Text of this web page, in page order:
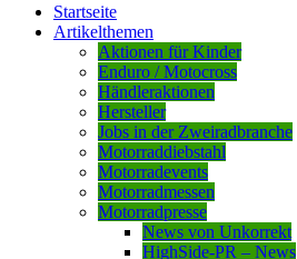
Startseite
Artikelthemen
Aktionen für Kinder
Enduro / Motocross
Händleraktionen
Hersteller
Jobs in der Zweiradbranche
Motorraddiebstahl
Motorradevents
Motorradmessen
Motorradpresse
News von Unkorrekt
HighSide-PR – News